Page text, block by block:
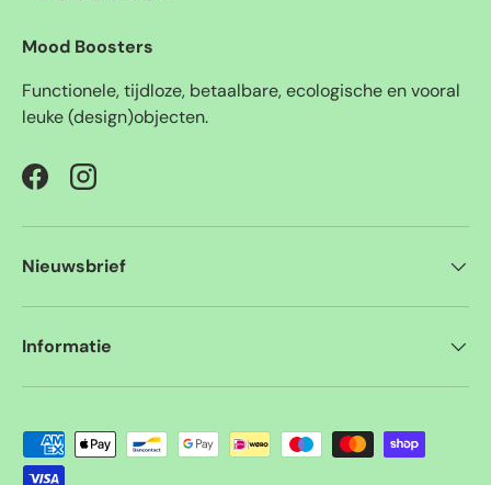
Mood Boosters
Functionele, tijdloze, betaalbare, ecologische en vooral
leuke (design)objecten.
FacebookInstagram
Nieuwsbrief
Informatie
Geaccepteerde betaalmethoden